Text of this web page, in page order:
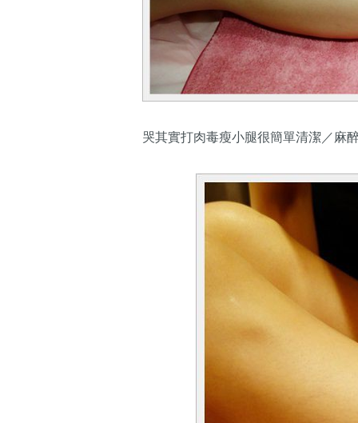
哭其實打肉毒瘦小腿很簡單清潔／麻